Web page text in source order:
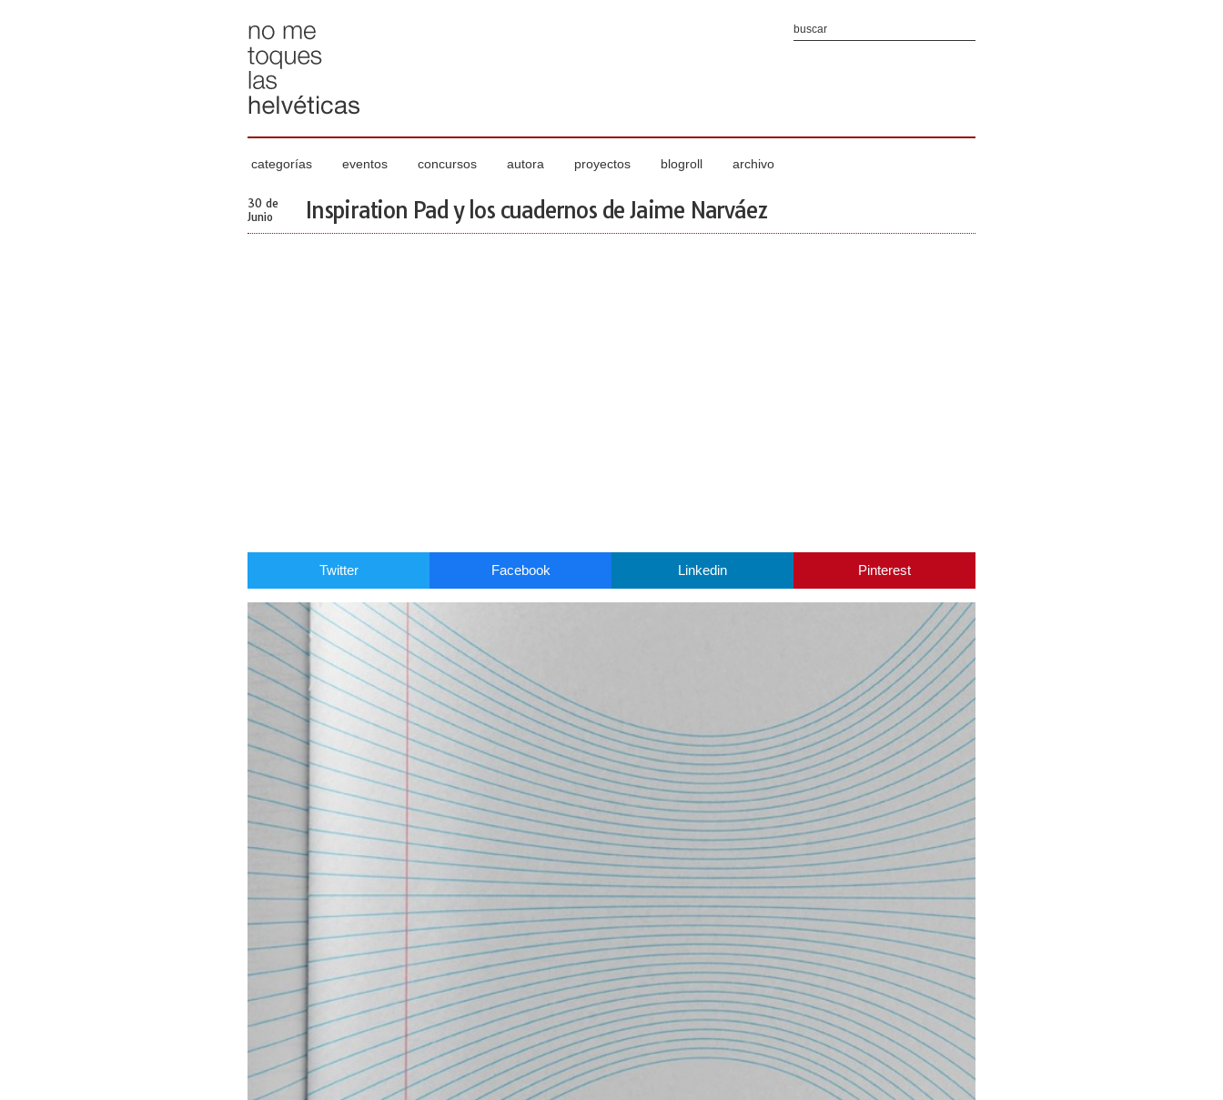
categorías eventos concursos autora proyectos blogroll archivo
30 de
Junio
Inspiration Pad y los cuadernos de Jaime Narváez
Twitter Facebook Linkedin Pinterest